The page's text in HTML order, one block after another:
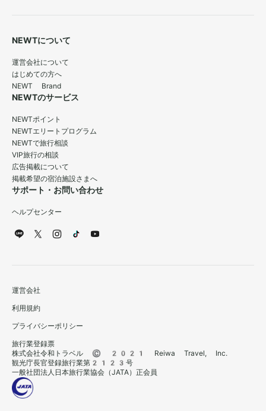
NEWTについて
運営会社について
はじめての方へ
NEWT Brand
NEWTのサービス
NEWTポイント
NEWTエリートプログラム
NEWTで旅行相談
VIP旅行の相談
広告掲載について
掲載希望の宿泊施設さまへ
サポート・お問い合わせ
ヘルプセンター
運営会社
利用規約
プライバシーポリシー
旅行業登録票
株式会社令和トラベル © 2021 Reiwa Travel, Inc.
観光庁長官登録旅行業第2123号
一般社団法人日本旅行業協会（JATA）正会員